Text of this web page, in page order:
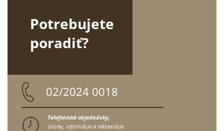
Potrebujete
poradiť?
02/2024 0018
Telefonické objednávky,
otázky, informácie a reklamácie